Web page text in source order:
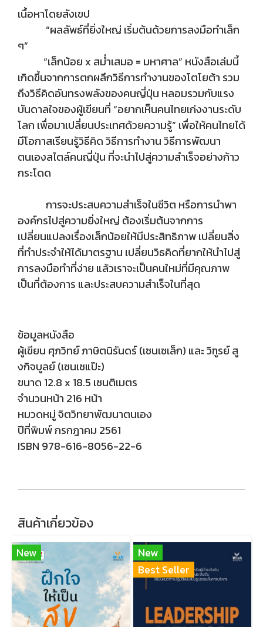
เนื้อหาโดยสังเขป
“ผลลัพธ์ที่ยิ่งใหญ่ เริ่มต้นด้วยการลงมือทำเล็ก
ๆ”
“เล็กน้อย x สม่ำเสมอ = มหาศาล” หนังสือเล่มนี้
เกิดขึ้นจากการตกผลึกวิธีการทำงานของโตโยต้า รวม
ถึงวิธีคิดอันทรงพลังของคนญี่ปุ่น หลอมรวมกับแรง
บันดาลใจของผู้เขียนที่ “อยากเห็นคนไทยเก่งงานระดับ
โลก เพื่อมาเปลี่ยนประเทศด้วยความรู้” เพื่อให้คนไทยได้
มีโอกาสเรียนรู้วิธีคิด วิธีการทำงาน วิธีการพัฒนา
ตนเองสไตล์คนญี่ปุ่น ที่จะนำไปสู่ความสำเร็จอย่างก้าว
กระโดด
การจะประสบความสำเร็จในชีวิต หรือการนำพา
องค์กรไปสู่ความยิ่งใหญ่ ต้องเริ่มต้นจากการ
เปลี่ยนแปลงเรื่องเล็กน้อยให้มีประสิทธิภาพ เปลี่ยนสิ่ง
ที่ทำประจำให้ได้มาตรฐาน เปลี่ยนวิธคิดที่ยากให้นำไปสู่
การลงมือทำที่ง่าย แล้วเราจะเป็นคนใหม่ที่มีคุณภาพ
เป็นที่ต้องการ และประสบความสำเร็จในที่สุด
ข้อมูลหนังสือ
ผู้เขียน ศุภวิทย์ ภาษิตนิรันดร์ (เซนเซเล็ก) และ วิฑูรย์ สู
งกิจบูลย์ (เซนเซแป๊ะ)
ขนาด 12.8 x 18.5 เซนติเมตร
จำนวนหน้า 216 หน้า
หมวดหมู่ จิตวิทยาพัฒนาตนเอง
ปีที่พิมพ์ กรกฎาคม 2561
ISBN 978-616-8056-22-6
สินค้าเกี่ยวข้อง
New
New
Best Seller